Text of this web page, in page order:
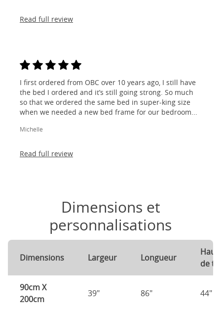
Read full review
I first ordered from OBC over 10 years ago, I still have
the bed I ordered and it’s still going strong. So much
so that we ordered the same bed in super-king size
when we needed a new bed frame for our bedroom...
Michelle
Read full review
Dimensions et
personnalisations
Dimensions Largeur Longueur
de
90cm X
200cm
39" 86" 44"